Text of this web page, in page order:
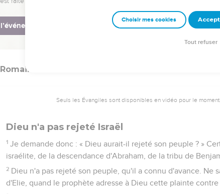
cherchaient pas, je me suis révélé à ceux qui ne me
21 Mais au sujet d'Israël il dit : A longueur de journée, j’ai
Romains
Seuls les Évangiles sont disponibles en vidéo pour le moment.
Dieu n'a pas rejeté Israël
1 Je demande donc : « Dieu aurait-il rejeté son peuple ? »
israélite, de la descendance d'Abraham, de la tribu de
2 Dieu n'a pas rejeté son peuple, qu'il a connu d'avance. Ne
d'Elie, quand le prophète adresse à Dieu cette plainte contre
Choisir mes cookies
Tout refuser